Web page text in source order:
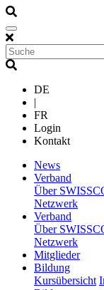
DE
|
FR
Login
Kontakt
News(current)
Verband
Über
Netzwerk
Verband
Über
Netzwerk
Mitglieder
Bildung(current)
Kursübersicht